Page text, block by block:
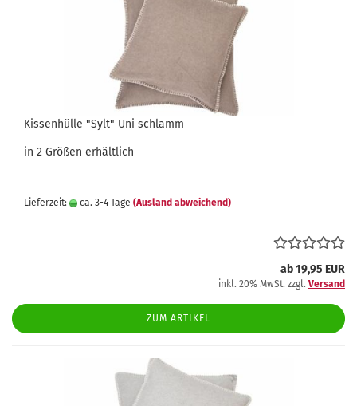
Kissenhülle "Sylt" Uni schlamm
in 2 Größen erhältlich
Lieferzeit: ca. 3-4 Tage (Ausland abweichend)
ab 19,95 EUR
inkl. 20% MwSt. zzgl. Versand
ZUM ARTIKEL